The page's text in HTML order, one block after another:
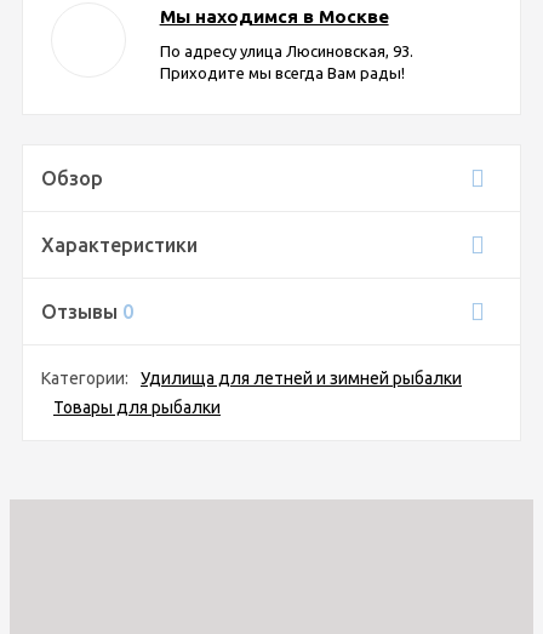
Мы находимся в Москве
По адресу улица Люсиновская, 93.
Приходите мы всегда Вам рады!
Обзор
Характеристики
Отзывы 0
Категории:
Удилища для летней и зимней рыбалки
Товары для рыбалки